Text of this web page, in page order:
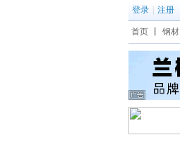
登录 注册
首页 钢材